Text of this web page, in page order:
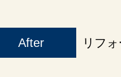
After リフ